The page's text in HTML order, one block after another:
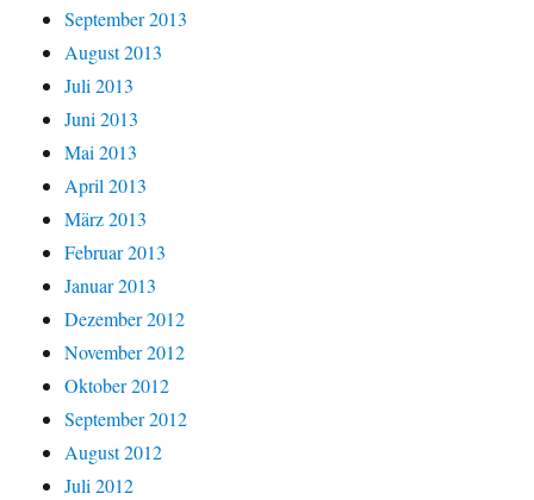
September 2013
August 2013
Juli 2013
Juni 2013
Mai 2013
April 2013
März 2013
Februar 2013
Januar 2013
Dezember 2012
November 2012
Oktober 2012
September 2012
August 2012
Juli 2012